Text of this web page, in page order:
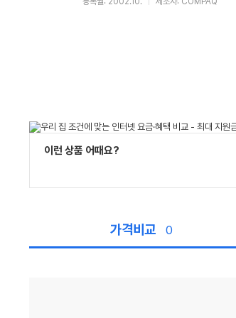
이런 상품 어때요?
가격비교 0